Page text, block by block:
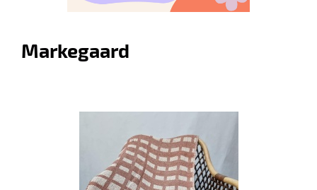
Markegaard